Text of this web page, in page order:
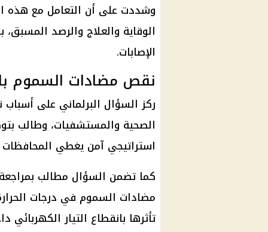
وشددت على أن التعامل مع هذه
الوقاية والعلاج والرصد
الإصابات.
نقص مضادات السموم
ركز السؤال البرلماني على
الصحية والمستشفيات، وطالب
استراتيجي آمن يغطي المحافظات
كما تضمن السؤال مطالب
تأثرها بانقطاع التيار